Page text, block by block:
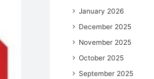
January 2026
December 2025
November 2025
October 2025
September 2025